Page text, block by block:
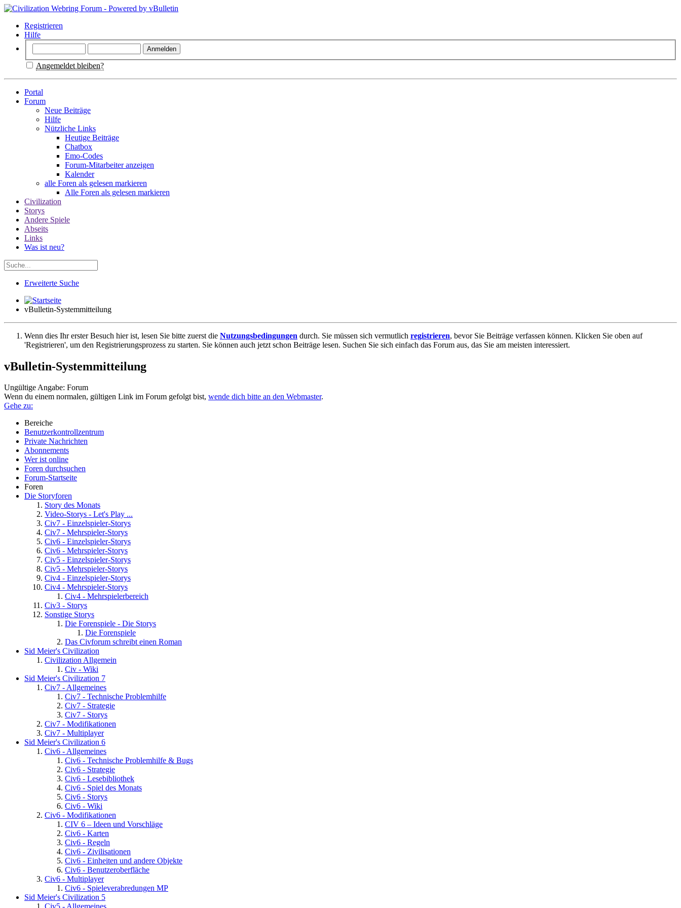
Registrieren
Hilfe
Angemeldet bleiben?
Portal
Forum
Neue Beiträge
Hilfe
Nützliche Links
Heutige Beiträge
Chatbox
Emo-Codes
Forum-Mitarbeiter anzeigen
Kalender
alle Foren als gelesen markieren
Alle Foren als gelesen markieren
Civilization
Storys
Andere Spiele
Abseits
Links
Was ist neu?
Erweiterte Suche
vBulletin-Systemmitteilung
Wenn dies Ihr erster Besuch hier ist, lesen Sie bitte zuerst die Nutzungsbedingungen durch. Sie müssen sich vermutlich registrieren, bevor Sie Beiträge verfassen können. Klicken Sie oben auf
'Registrieren', um den Registrierungsprozess zu starten. Sie können auch jetzt schon Beiträge lesen. Suchen Sie sich einfach das Forum aus, das Sie am meisten interessiert.
vBulletin-Systemmitteilung
Ungültige Angabe: Forum
Wenn du einem normalen, gültigen Link im Forum gefolgt bist, wende dich bitte an den Webmaster.
Gehe zu:
Bereiche
Benutzerkontrollzentrum
Private Nachrichten
Abonnements
Wer ist online
Foren durchsuchen
Forum-Startseite
Foren
Die Storyforen
Story des Monats
Video-Storys - Let's Play ...
Civ7 - Einzelspieler-Storys
Civ7 - Mehrspieler-Storys
Civ6 - Einzelspieler-Storys
Civ6 - Mehrspieler-Storys
Civ5 - Einzelspieler-Storys
Civ5 - Mehrspieler-Storys
Civ4 - Einzelspieler-Storys
Civ4 - Mehrspieler-Storys
Civ4 - Mehrspielerbereich
Civ3 - Storys
Sonstige Storys
Die Forenspiele - Die Storys
Die Forenspiele
Das Civforum schreibt einen Roman
Sid Meier's Civilization
Civilization Allgemein
Civ - Wiki
Sid Meier's Civilization 7
Civ7 - Allgemeines
Civ7 - Technische Problemhilfe
Civ7 - Strategie
Civ7 - Storys
Civ7 - Modifikationen
Civ7 - Multiplayer
Sid Meier's Civilization 6
Civ6 - Allgemeines
Civ6 - Technische Problemhilfe & Bugs
Civ6 - Strategie
Civ6 - Lesebibliothek
Civ6 - Spiel des Monats
Civ6 - Storys
Civ6 - Wiki
Civ6 - Modifikationen
CIV 6 – Ideen und Vorschläge
Civ6 - Karten
Civ6 - Regeln
Civ6 - Zivilisationen
Civ6 - Einheiten und andere Objekte
Civ6 - Benutzeroberfläche
Civ6 - Multiplayer
Civ6 - Spieleverabredungen MP
Sid Meier's Civilization 5